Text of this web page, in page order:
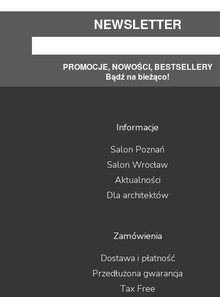
NEWSLETTER
PROMOCJE, NOWOŚCI, BESTSELLERY
Bądź na bieżąco!
Informacje
Salon Poznań
Salon Wrocław
Aktualności
Dla architektów
Zamówienia
Dostawa i płatność
Przedłużona gwarancja
Tax Free